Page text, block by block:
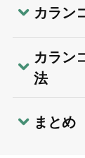
カラン
カラン
法
まとめ